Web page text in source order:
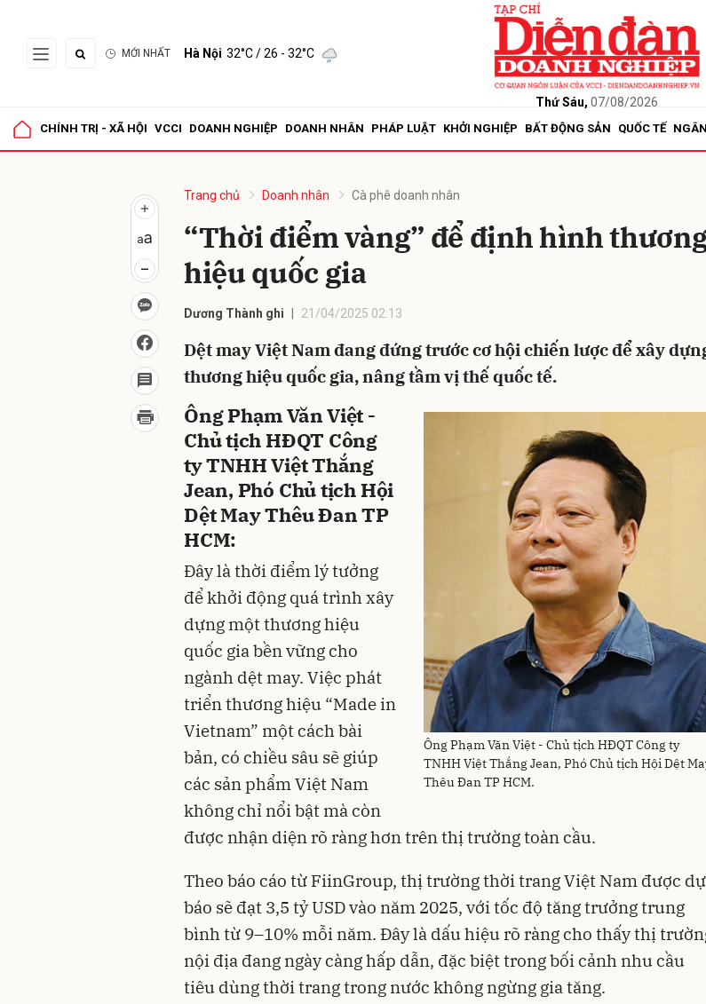
MỚI NHẤT Hà Nội 32°C/ 26 - 32°C
Thứ Sáu, 07/08/2026
CHÍNH TRỊ - XÃ HỘI VCCI DOANH NGHIỆP DOANH NHÂN PHÁP LUẬT KHỞI NGHIỆP BẤT ĐỘNG SẢN QUỐC TẾ
Trang chủ Doanh nhân Cà phê doanh nhân
“Thời điểm vàng” để định hình
hiệu quốc gia
Dương Thành ghi 21/04/2025 02:13
Dệt may Việt Nam đang đứng trước cơ hội chiến lược để xây
thương hiệu quốc gia, nâng tầm vị thế quốc tế.
Ông Phạm Văn Việt - Chủ tịch HĐQT Công ty
TNHH Việt Thắng Jean, Phó Chủ tịch Hội Dệt
Thêu Đan TP HCM.
Ông Phạm Văn Việt -
Chủ tịch HĐQT Công
ty TNHH Việt Thắng
Jean, Phó Chủ tịch Hội
Dệt May Thêu Đan TP
HCM:
Đây là thời điểm lý tưởng
để khởi động quá trình xây
dựng một thương hiệu
quốc gia bền vững cho
ngành dệt may. Việc phát
triển thương hiệu “Made in
Vietnam” một cách bài
bản, có chiều sâu sẽ giúp
các sản phẩm Việt Nam
không chỉ nổi bật mà còn
được nhận diện rõ ràng hơn trên thị trường toàn cầu.
Theo báo cáo từ FiinGroup, thị trường thời trang Việt Nam được dự
báo sẽ đạt 3,5 tỷ USD vào năm 2025, với tốc độ tăng trưởng trung
bình từ 9–10% mỗi năm. Đây là dấu hiệu rõ ràng cho thấy thị
nội địa đang ngày càng hấp dẫn, đặc biệt trong bối cảnh nhu cầu
tiêu dùng thời trang trong nước không ngừng gia tăng.